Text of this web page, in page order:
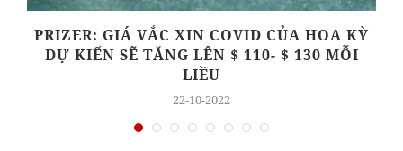
PRIZER: GIÁ VẮC XIN COVID CỦA HOA KỲ
DỰ KIẾN ​​SẼ TĂNG LÊN $ 110- $ 130 MỖI
LIỀU
22-10-2022